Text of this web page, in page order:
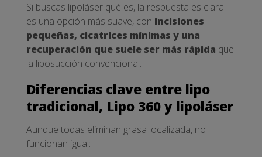
Si buscas lipoláser qué es, la respuesta es clara:
es una opción más suave, con incisiones
pequeñas, cicatrices mínimas y una
recuperación que suele ser más rápida que
la liposucción convencional.
Diferencias clave entre lipo
tradicional, Lipo 360 y lipoláser
Aunque todas eliminan grasa localizada, no
funcionan igual: